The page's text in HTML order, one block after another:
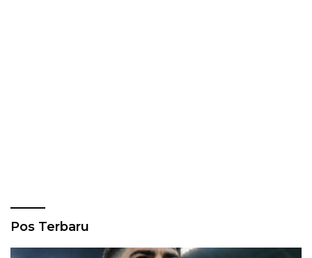
Pos Terbaru